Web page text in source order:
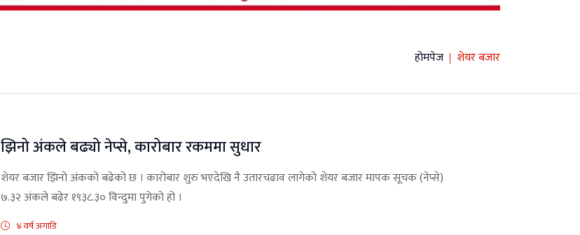
होमपेज शेयर बजार
झिनो अंकले बढ्यो नेप्से, कारोबार रकममा सुधार
शेयर बजार झिनो अंकको बढेको छ । कारोबार शुरु भएदेखि नै उतारचढाव लागेको शेयर बजार मापक सूचक (नेप्से)
७.३२ अंकले बढेर १९३८.३० विन्दुमा पुगेको हो ।
४ वर्ष अगाडि